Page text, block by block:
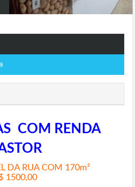
COM RENDA
DA RUA COM 170m²
1500,00